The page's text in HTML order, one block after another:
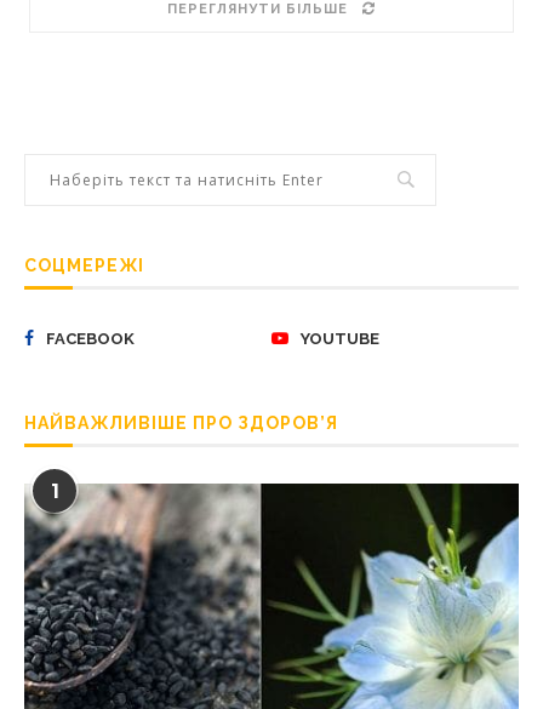
ПЕРЕГЛЯНУТИ БІЛЬШЕ
СОЦМЕРЕЖІ
FACEBOOK YOUTUBE
НАЙВАЖЛИВІШЕ ПРО ЗДОРОВ’Я
1